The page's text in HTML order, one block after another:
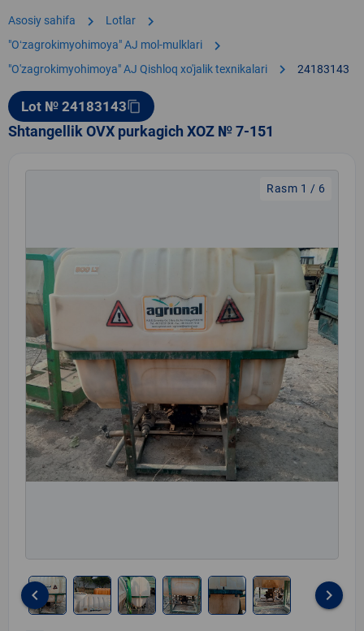
Asosiy sahifa chevron_right Lotlar chevron_right
"Oʻzagrokimyohimoya" AJ mol-mulklari chevron_right
"O'zagrokimyohimoya" AJ Qishloq xo'jalik texnikalari chevron_right 24183143
Lot № 24183143content_copy
Shtangellik OVX purkagich XOZ № 7-151
Rasm 1 / 6
keyboard_arrow_left keyboard_arrow_right